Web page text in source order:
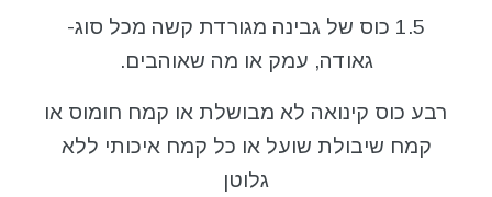
1.5 כוס של גבינה מגורדת קשה מכל סוג-
גאודה, עמק או מה שאוהבים.
רבע כוס קינואה לא מבושלת או קמח חומוס או
קמח שיבולת שועל או כל קמח איכותי ללא
גלוטן